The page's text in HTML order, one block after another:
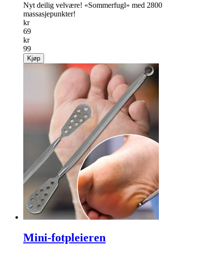
Nyt deilig velvære! «Sommerfugl» med 2800
massasjepunkter!
kr
69
kr
99
Kjøp
Mini-fotpleieren